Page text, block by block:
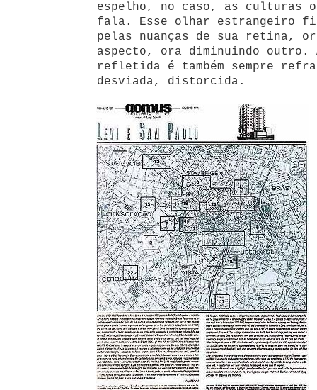
espelho, no caso, as culturas
fala. Esse olhar estrangeiro
pelas nuanças de sua retina,
aspecto, ora diminuindo outro.
refletida é também sempre
desviada, distorcida.